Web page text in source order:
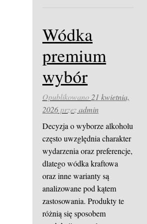
Wódka
premium
wybór
Opublikowano 21 kwietnia,
2026przezadmin
Decyzja o wyborze alkoholu
często uwzględnia charakter
wydarzenia oraz preferencje,
dlatego wódka kraftowa
oraz inne warianty są
analizowane pod kątem
zastosowania. Produkty te
różnią się sposobem